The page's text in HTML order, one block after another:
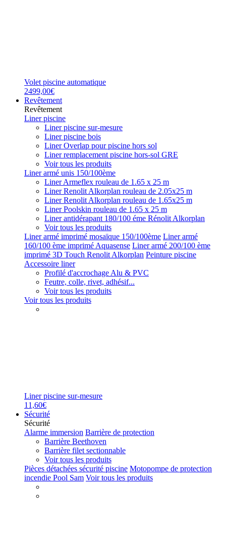
Volet piscine automatique
2499,00€
Revêtement
Revêtement
Liner piscine
Liner piscine sur-mesure
Liner piscine bois
Liner Overlap pour piscine hors sol
Liner remplacement piscine hors-sol GRE
Voir tous les produits
Liner armé unis 150/100ème
Liner Armeflex rouleau de 1.65 x 25 m
Liner Renolit Alkorplan rouleau de 2.05x25 m
Liner Renolit Alkorplan rouleau de 1.65x25 m
Liner Poolskin rouleau de 1.65 x 25 m
Liner antidérapant 180/100 éme Rénolit Alkorplan
Voir tous les produits
Liner armé imprimé mosaïque 150/100ème Liner armé
160/100 ème imprimé Aquasense Liner armé 200/100 ème
imprimé 3D Touch Renolit Alkorplan Peinture piscine
Accessoire liner
Profilé d'accrochage Alu & PVC
Feutre, colle, rivet, adhésif...
Voir tous les produits
Voir tous les produits
Liner piscine sur-mesure
11,60€
Sécurité
Sécurité
Alarme immersion Barrière de protection
Barrière Beethoven
Barrière filet sectionnable
Voir tous les produits
Pièces détachées sécurité piscine Motopompe de protection
incendie Pool Sam Voir tous les produits